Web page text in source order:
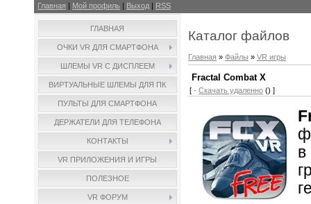
Главная | Мой профиль | Выход | RSS
ГЛАВНАЯ
ОЧКИ VR ДЛЯ СМАРТФОНА
ШЛЕМЫ VR С ДИСПЛЕЕМ
ВИРТУАЛЬНЫЕ ШЛЕМЫ ДЛЯ ПК
ПУЛЬТЫ ДЛЯ СМАРТФОНА
ДЕРЖАТЕЛИ ДЛЯ ТЕЛЕФОНА
КОНТАКТЫ
VR ПРИЛОЖЕНИЯ И ИГРЫ
ПОЛЕЗНОЕ
VR ФОРУМ
Каталог файлов
Главная » Файлы » VR игры
Fractal Combat X
[ · Скачать удаленно () ]